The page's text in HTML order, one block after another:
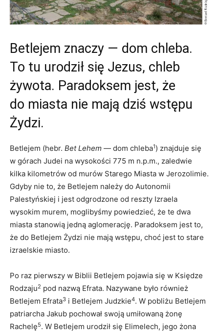
Betlejem znaczy — dom chleba.
To tu urodził się Jezus, chleb
żywota. Paradoksem jest, że
do miasta nie mają dziś wstępu
Żydzi.
Betlejem (hebr. Bet Lehem — dom chleba1) znajduje się
w górach Judei na wysokości 775 m n.p.m., zaledwie
kilka kilometrów od murów Starego Miasta w Jerozolimie.
Gdyby nie to, że Betlejem należy do Autonomii
Palestyńskiej i jest odgrodzone od reszty Izraela
wysokim murem, moglibyśmy powiedzieć, że te dwa
miasta stanowią jedną aglomerację. Paradoksem jest to,
że do Betlejem Żydzi nie mają wstępu, choć jest to stare
izraelskie miasto.
Po raz pierwszy w Biblii Betlejem pojawia się w Księdze
Rodzaju2 pod nazwą Efrata. Nazywane było również
Betlejem Efrata3 i Betlejem Judzkie4. W pobliżu Betlejem
patriarcha Jakub pochował swoją umiłowaną żonę
Rachelę5. W Betlejem urodził się Elimelech, jego żona